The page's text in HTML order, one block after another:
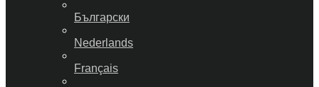
Български
Nederlands
Français